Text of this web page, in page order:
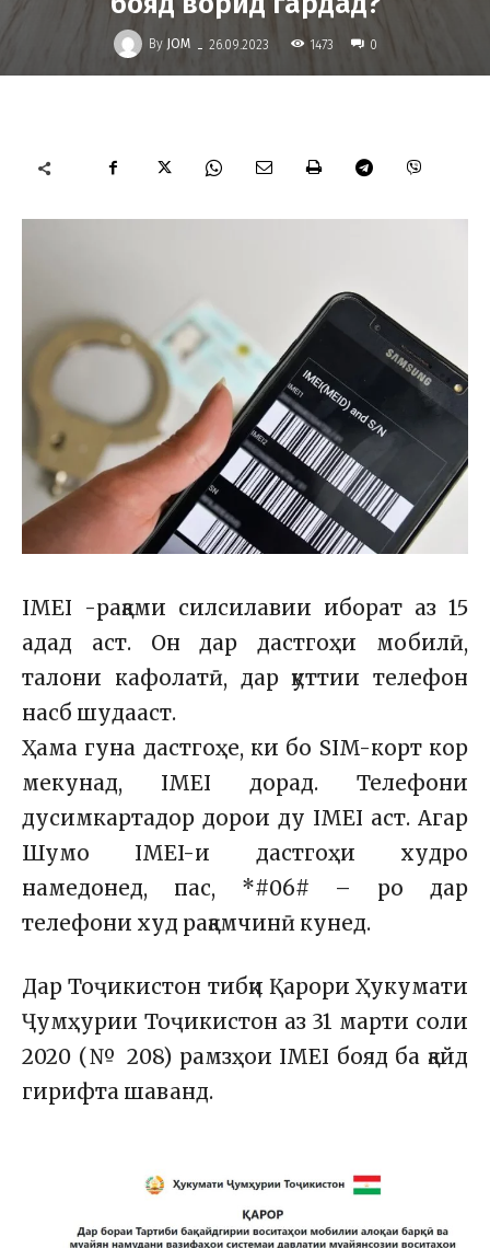
By JOM - 26.09.2023 1473 0
IMEI -рақами силсилавии иборат аз 15
адад аст. Он дар дастгоҳи мобилӣ,
талони кафолатӣ, дар қуттии телефон
насб шудааст.
Ҳама гуна дастгоҳе, ки бо SIM-корт кор
мекунад, IMEI дорад. Телефони
дусимкартадор дорои ду IMEI аст. Агар
Шумо IMEI-и дастгоҳи худро
намедонед, пас, *#06# – ро дар
телефони худ рақамчинӣ кунед.
Дар Тоҷикистон тибқи Қарори Ҳукумати
Ҷумҳурии Тоҷикистон аз 31 марти соли
2020 (№ 208) рамзҳои IMEI бояд ба қайд
гирифта шаванд.